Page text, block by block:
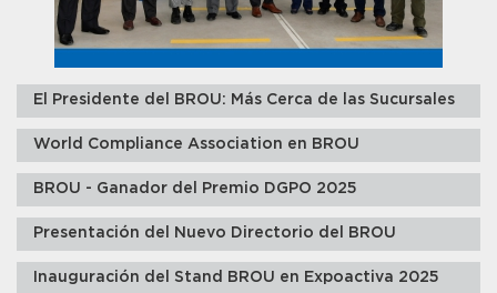
El Presidente del BROU: Más Cerca de las Sucursales
World Compliance Association en BROU
BROU - Ganador del Premio DGPO 2025
Presentación del Nuevo Directorio del BROU
Inauguración del Stand BROU en Expoactiva 2025